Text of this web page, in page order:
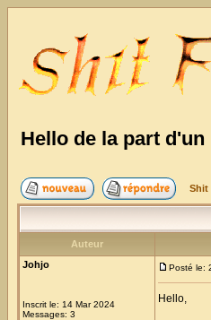
Hello de la part d'un
Shit
Auteur
Johjo
Inscrit le: 14 Mar 2024
Messages: 3
Posté le:
Hello,